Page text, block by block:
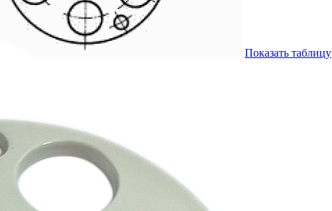
Показать таблицу